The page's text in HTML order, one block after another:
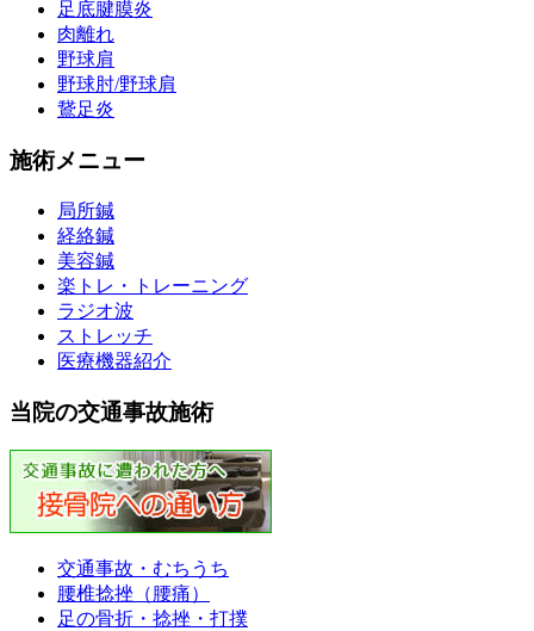
足底腱膜炎
肉離れ
野球肩
野球肘/野球肩
鵞足炎
施術メニュー
局所鍼
経絡鍼
美容鍼
楽トレ・トレーニング
ラジオ波
ストレッチ
医療機器紹介
当院の交通事故施術
交通事故・むちうち
腰椎捻挫（腰痛）
足の骨折・捻挫・打撲